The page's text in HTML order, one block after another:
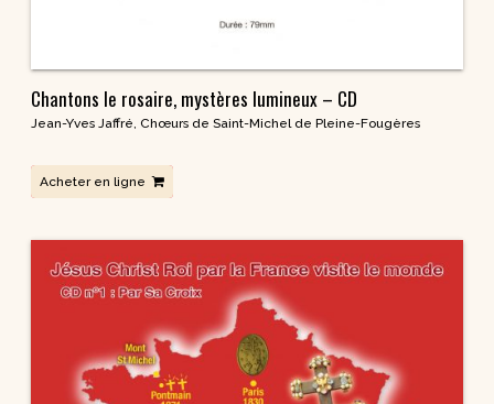
Chantons le rosaire, mystères lumineux – CD
Jean-Yves Jaffré, Chœurs de Saint-Michel de Pleine-Fougères
Acheter en ligne